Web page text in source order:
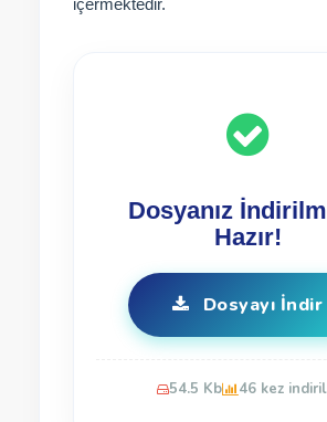
içermektedir.
Dosyanız
Hazır!
Dosyayı İndir
54.5 Kb 46 kez